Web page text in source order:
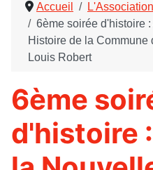
Accueil L'Association
6ème soirée d'histoire
Histoire de la Commune
Louis Robert
6ème
d'histoire